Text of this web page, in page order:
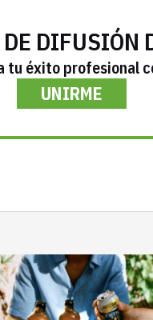
DIFUSIÓN
tu éxito profesional
UNIRME